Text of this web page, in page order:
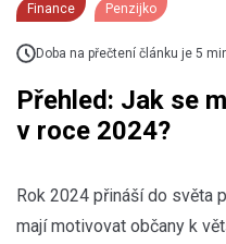
Finance Penzijko
Doba na přečtení článku je 5
Přehled: Jak se
v roce 2024?
Rok 2024 přináší do světa
mají motivovat občany k